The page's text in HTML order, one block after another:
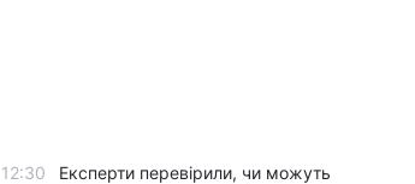
12:30
Експерти перевірили, чи можуть